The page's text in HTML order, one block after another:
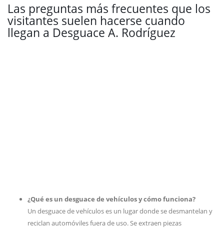
Las preguntas más frecuentes que los
visitantes suelen hacerse cuando
llegan a Desguace A. Rodríguez
¿Qué es un desguace de vehículos y cómo funciona?
Un desguace de vehículos es un lugar donde se desmantelan y
reciclan automóviles fuera de uso. Se extraen piezas